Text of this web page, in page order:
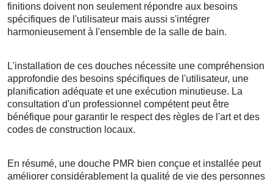
finitions doivent non seulement répondre aux besoins
spécifiques de l'utilisateur mais aussi s'intégrer
harmonieusement à l'ensemble de la salle de bain.
L'installation de ces douches nécessite une compréhension
approfondie des besoins spécifiques de l'utilisateur, une
planification adéquate et une exécution minutieuse. La
consultation d'un professionnel compétent peut être
bénéfique pour garantir le respect des règles de l'art et des
codes de construction locaux.
En résumé, une douche PMR bien conçue et installée peut
améliorer considérablement la qualité de vie des personnes